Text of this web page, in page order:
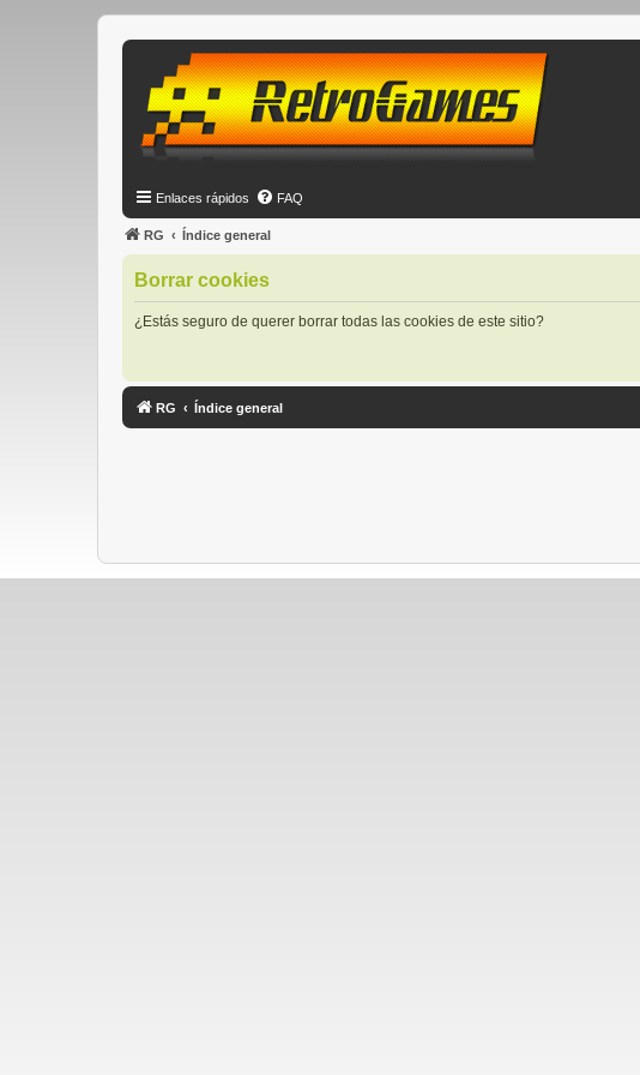
Enlaces rápidos FAQ
RG Índice general
Borrar cookies
¿Estás seguro de querer borrar todas las cookies de este sitio?
RG Índice general